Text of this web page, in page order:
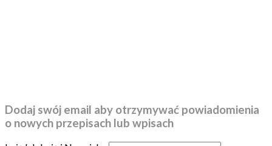
Dodaj swój email aby otrzymywać powiadomienia
o nowych przepisach lub wpisach